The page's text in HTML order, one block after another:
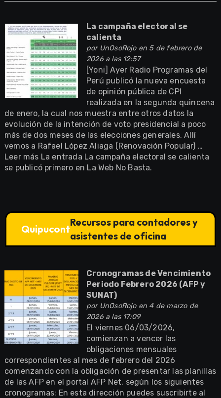
La campaña electoral se
calienta
por UnOsoRojoen 5 de febrero de
2026 a las 12:57
[Yoni] Ayer Radio Programas del
Perú publicó la nueva encuesta
de opinión pública de CPI
realizada en la segunda quincena
de enero, la cual nos muestra entre otros datos la
evolución de la intención de voto presidencial a poco
más de dos meses de las elecciones generales. Allí
vemos a Rafael López Aliaga (Renovación Popular) …
Leer más La entrada La campaña electoral se calienta
se publicó primero en La Web No Basta.
Quipucont
Recursos para contadores y
asistentes de oficina
Cronogramas de Vencimiento
Periodo Febrero 2026 (AFP y
SUNAT)
por UnOsoRojoen 4 de marzo de
2026 a las 17:09
El viernes 06/03/2026,
comienzan a vencer las
obligaciones mensuales
correspondientes al mes de febrero del 2026
comenzando con la obligación de presentar las planillas
de las AFP en el portal AFP Net, según los siguientes
cronogramas: En esta dirección puedes suscribirte al